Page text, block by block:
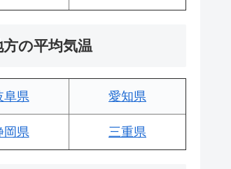
の平均気温
阜県 愛知県
岡県 三重県